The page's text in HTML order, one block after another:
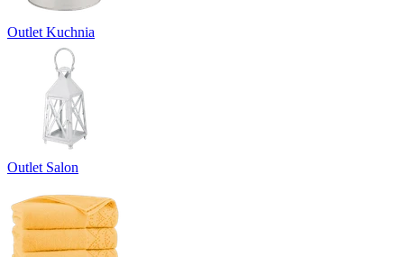
Outlet Kuchnia
Outlet Salon